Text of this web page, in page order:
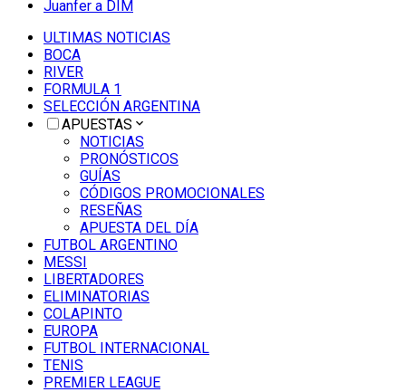
Juanfer a DIM
ULTIMAS NOTICIAS
BOCA
RIVER
FORMULA 1
SELECCIÓN ARGENTINA
APUESTAS
NOTICIAS
PRONÓSTICOS
GUÍAS
CÓDIGOS PROMOCIONALES
RESEÑAS
APUESTA DEL DÍA
FUTBOL ARGENTINO
MESSI
LIBERTADORES
ELIMINATORIAS
COLAPINTO
EUROPA
FUTBOL INTERNACIONAL
TENIS
PREMIER LEAGUE